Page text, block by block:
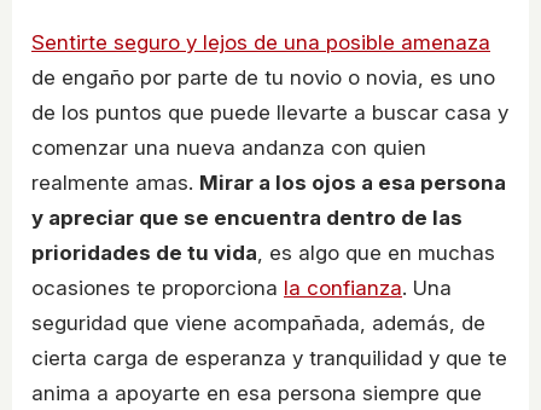
Sentirte seguro y lejos de una posible amenaza
de engaño por parte de tu novio o novia, es uno
de los puntos que puede llevarte a buscar casa y
comenzar una nueva andanza con quien
realmente amas. Mirar a los ojos a esa persona
y apreciar que se encuentra dentro de las
prioridades de tu vida, es algo que en muchas
ocasiones te proporciona la confianza. Una
seguridad que viene acompañada, además, de
cierta carga de esperanza y tranquilidad y que te
anima a apoyarte en esa persona siempre que